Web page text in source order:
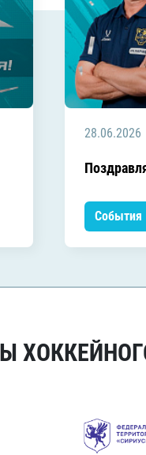
28.06.2026
События